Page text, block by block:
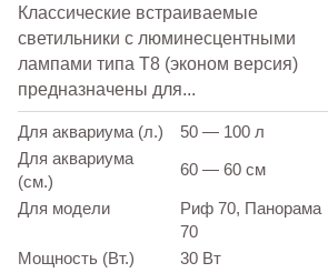
Классические встраиваемые
светильники с люминесцентными
лампами типа T8 (эконом версия)
предназначены для...
Для аквариума (л.)
50 — 100 л
Для аквариума
(см.)
60 — 60 см
Для модели
Риф 70, Панорама
70
Мощность (Вт.)
30 Вт